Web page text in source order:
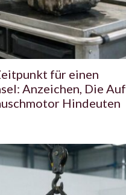
für einen
Anzeichen, Die Auf
Hindeuten